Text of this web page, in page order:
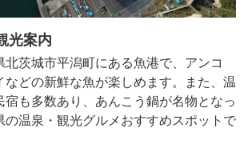
光案内
北茨城市平潟町にある魚港で、アンコ
などの新鮮な魚が楽しめます。また、温
宿も多数あり、あんこう鍋が名物となっ
の温泉・観光グルメおすすめスポットで